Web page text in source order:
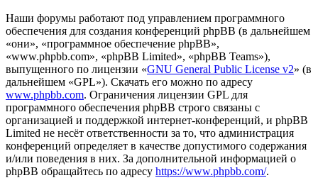
Наши форумы работают под управлением программного
обеспечения для создания конференций phpBB (в дальнейшем
«они», «программное обеспечение phpBB»,
«www.phpbb.com», «phpBB Limited», «phpBB Teams»),
выпущенного по лицензии «GNU General Public License v2» (в
дальнейшем «GPL»). Скачать его можно по адресу
www.phpbb.com. Ограничения лицензии GPL для
программного обеспечения phpBB строго связаны с
организацией и поддержкой интернет-конференций, и phpBB
Limited не несёт ответственности за то, что администрация
конференций определяет в качестве допустимого содержания
и/или поведения в них. За дополнительной информацией о
phpBB обращайтесь по адресу https://www.phpbb.com/.